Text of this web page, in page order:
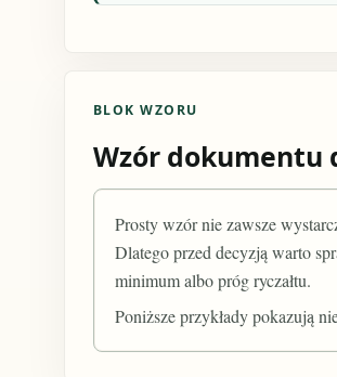
BLOK WZORU
Wzór dokumentu
Prosty wzór nie zawsze
Dlatego przed decyzją warto
minimum albo próg ryczałtu.
Poniższe przykłady pokazują